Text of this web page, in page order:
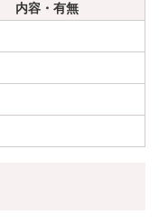
内容・有無